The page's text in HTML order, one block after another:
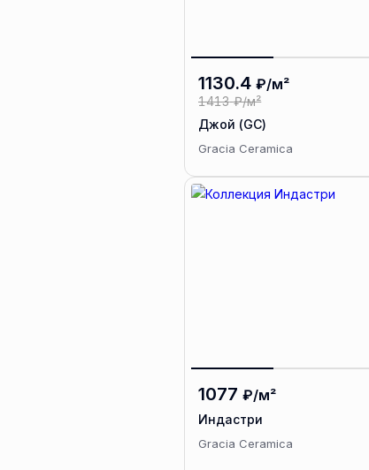
1130.4 ₽/м²
1413 ₽/м²
Джой (GC)
Gracia Ceramica
1077 ₽/м²
Индастри
Gracia Ceramica